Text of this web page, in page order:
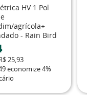
HV 1 Pol
agrícola+
- Rain Bird
25,93
economize4%